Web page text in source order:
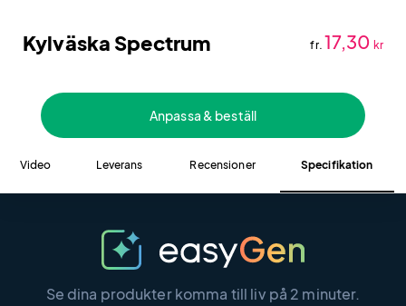
Kylväska Spectrum fr. 17,30 kr
Anpassa & beställ
Video Leverans Recensioner Specifikation
Se dina produkter komma till liv på 2 minuter.